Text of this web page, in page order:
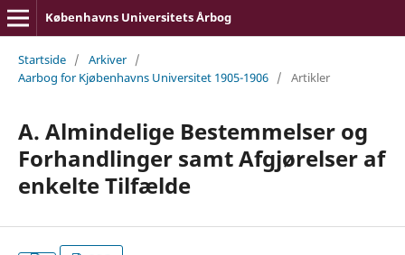
Københavns Universitets Årbog
Startside / Arkiver /
Aarbog for Kjøbenhavns Universitet 1905-1906 / Artikler
A. Almindelige Bestemmelser og
Forhandlinger samt Afgjørelser af
enkelte Tilfælde